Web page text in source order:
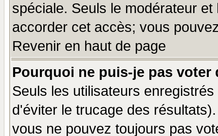
spéciale. Seuls le modérateur
accorder cet accès; vous
Revenir en haut de page
Pourquoi ne puis-je pas voter
Seuls les utilisateurs
d'éviter le trucage des
vous ne pouvez toujours pas